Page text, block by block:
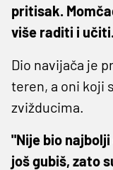
pritisak.
više raditi i
Dio navijača je
teren, a oni koji
zvižducima.
"Nije bio
još gubiš, zato